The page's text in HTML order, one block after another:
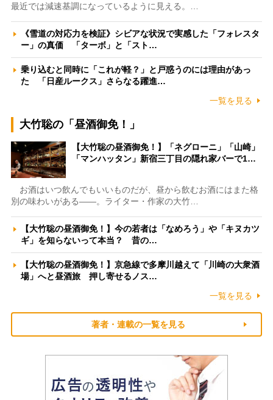
最近では減速基調になっているように見える。…
《雪道の対応力を検証》シビアな状況で実感した「フォレスタ
ー」の真価 「ターボ」と「スト…
乗り込むと同時に「これが軽？」と戸惑うのには理由があっ
た 「日産ルークス」さらなる躍進…
一覧を見る
大竹聡の「昼酒御免！」
【大竹聡の昼酒御免！】「ネグローニ」「山崎」
「マンハッタン」新宿三丁目の隠れ家バーで1…
お酒はいつ飲んでもいいものだが、昼から飲むお酒にはまた格
別の味わいがある――。ライター・作家の大竹…
【大竹聡の昼酒御免！】今の若者は「なめろう」や「キヌカツ
ギ」を知らないって本当？ 昔の…
【大竹聡の昼酒御免！】京急線で多摩川越えて「川崎の大衆酒
場」へと昼酒旅 押し寄せるノス…
一覧を見る
著者・連載の一覧を見る